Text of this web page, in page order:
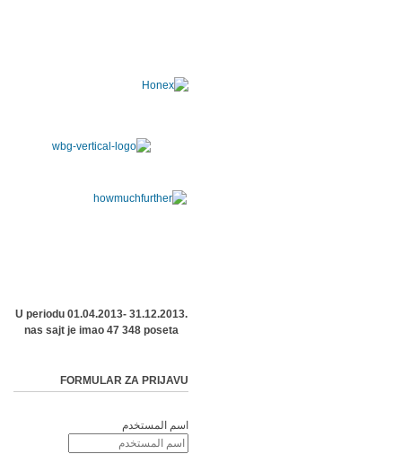
U periodu 01.04.2013- 31.12.2013.
nas sajt je imao 47 348 poseta
FORMULAR ZA PRIJAVU
اسم المستخدم